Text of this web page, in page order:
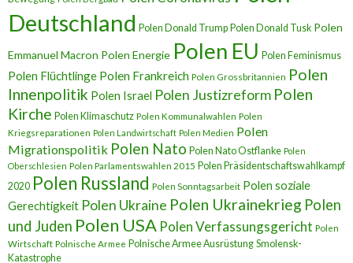
Deutschland Polen Donald Trump Polen Donald Tusk Polen
Emmanuel Macron Polen Energie Polen EU Polen Feminismus
Polen Flüchtlinge Polen Frankreich Polen Grossbritannien Polen
Innenpolitik Polen Israel Polen Justizreform Polen
Kirche Polen Klimaschutz Polen Kommunalwahlen Polen
Kriegsreparationen Polen Landwirtschaft Polen Medien Polen
Migrationspolitik Polen Nato Polen Nato Ostflanke Polen
Oberschlesien Polen Parlamentswahlen 2015 Polen Präsidentschaftswahlkampf
2020 Polen Russland Polen Sonntagsarbeit Polen soziale
Gerechtigkeit Polen Ukraine Polen Ukrainekrieg Polen
und Juden Polen USA Polen Verfassungsgericht Polen
Wirtschaft Polnische Armee Polnische Armee Ausrüstung Smolensk-
Katastrophe